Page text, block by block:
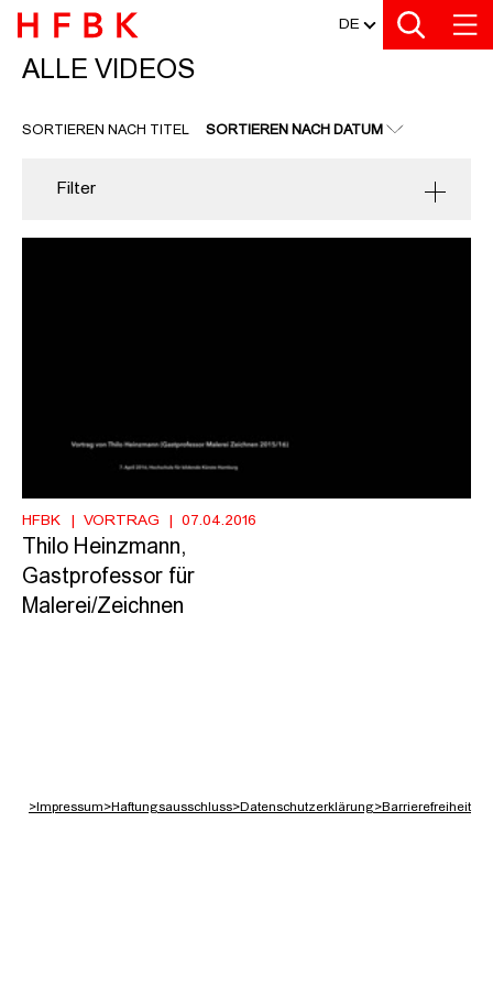
Zu den Filtern
Zur Metanavigation
Zur Hauptnavigation
Zur Suche
Zum Inhalt
Zum Seitenfuss DE
ALLE VIDEOS
ALLE VIDEOS
SORTIEREN NACH TITEL SORTIEREN NACH DATUM
Filter
HFBK VORTRAG 07.04.2016
Thilo Heinzmann,
Gastprofessor für
Malerei/Zeichnen
> Impressum>Haftungsausschluss>Datenschutzerklärung>Barrierefreiheit